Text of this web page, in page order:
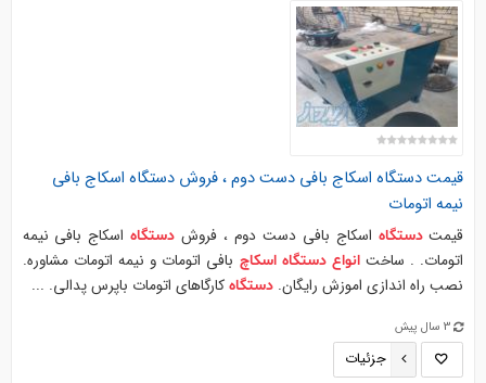
قیمتدستگاهاسکاج بافی دست دوم ، فروش دستگاهاسکاج بافی
نیمه اتومات
قیمتدستگاه اسکاج بافی دست دوم ، فروش دستگاهاسکاج بافی نیمه
اتومات. . ساختانواع دستگاه اسکاچ بافی اتومات و نیمه اتومات مشاوره.
نصب راه اندازی اموزش رایگان. دستگاهکارگاهای اتومات باپرس پدالی. ...
3 سال پیش
جزئیات